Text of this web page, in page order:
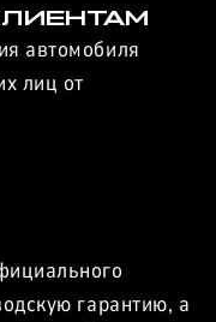
автомобиля
лиц от
гарантию, а